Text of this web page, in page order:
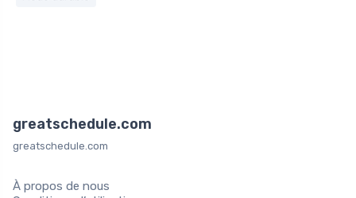
greatschedule.com
greatschedule.com
À propos de nous